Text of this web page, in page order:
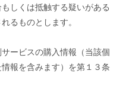
しくは抵触する疑いがある
るものとします。
ービスの購入情報（当該個
報を含みます）を第１３条